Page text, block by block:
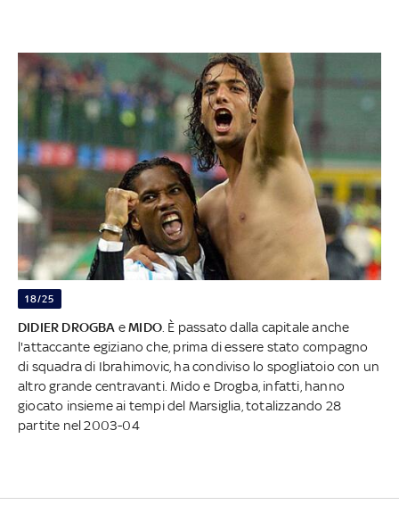
18/25
DIDIER DROGBA eMIDO . È passato dalla capitale anche
l'attaccante egiziano che, prima di essere stato compagno
di squadra di Ibrahimovic, ha condiviso lo spogliatoio con un
altro grande centravanti. Mido e Drogba, infatti, hanno
giocato insieme ai tempi del Marsiglia, totalizzando 28
partite nel 2003-04